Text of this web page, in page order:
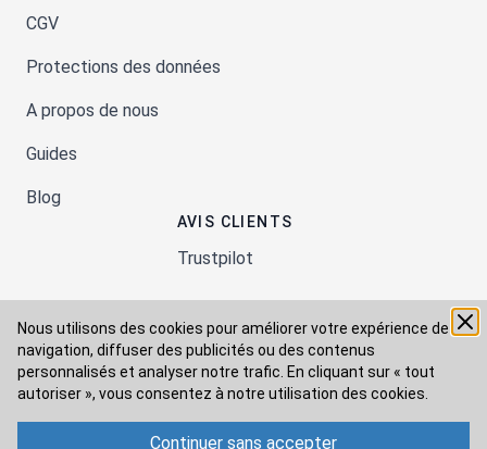
Nous utilisons des cookies pour améliorer votre expérience de
navigation, diffuser des publicités ou des contenus
personnalisés et analyser notre trafic. En cliquant sur « tout
autoriser », vous consentez à notre utilisation des cookies.
Continuer sans accepter
CGV
Protections des données
A propos de nous
Guides
Blog
AVIS CLIENTS
Trustpilot
Moyens de paiement
Modes de livraison